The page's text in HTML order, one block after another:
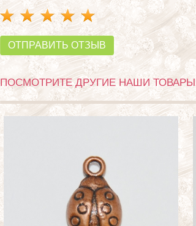
ОТПРАВИТЬ ОТЗЫВ
ПОСМОТРИТЕ ДРУГИЕ НАШИ